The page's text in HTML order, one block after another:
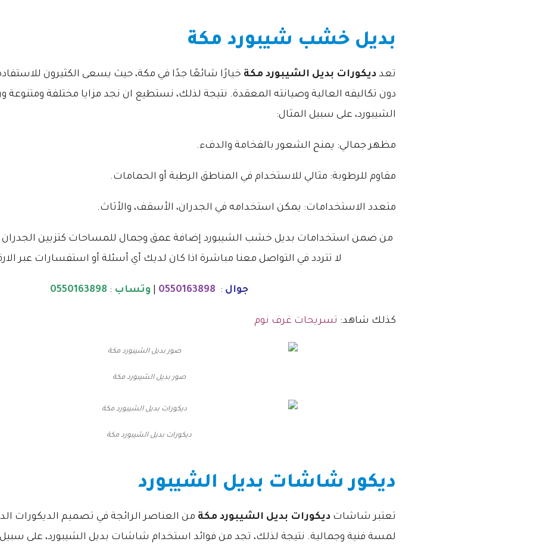
بديل خشب شيبورد مكة
تعد ديكورات بديل الشيبورد مكة خيارًا شائعًا جدًا في مكة، حيث يسعى الكثيرون
دون تكاليفه العالية وصيانته المعقدة. نتيجة لذلك، نستطيع ان نجد مزايا مختلفة ومتنوعة
الشيبورد، على سبيل المثال:
مظهر جمالي: يمنح الشعور بالفخامة والدفء.
مقاوم للرطوبة: مثالي للاستخدام في المناطق الرطبة أو الحمامات.
متعدد الاستخدامات: يمكن استخدامه في الجدران، الأسقف، والأثاث.
من ضمن استخدامات بديل خشب الشيبورد إضافة عمق وجمال للمساحات كتزيين الجدران
لا تتردد في التواصل معنا مباشرة اذا كان لديك أي أسئلة أو استفسارات عبر
جوال :
0550163898 وتساب :
0550163898
كذلك شاهد: تسريحات غرف نوم
صور بديل الشيبورد مكة
ديكورات بديل الشيبورد مكة
ديكور شاشات بديل الشيبورد
تعتبر شاشات ديكورات بديل الشيبورد مكة من العناصر الرائجة في تصميم الديكورات
لمسة فنية وجمالية. نتيجة لذلك، تجد من فوائد استخدام شاشات بديل الشيبورد، على سبيل